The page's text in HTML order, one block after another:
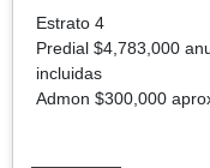
Estrato 4
Predial $4,783,000
incluidas
Admon $300,000